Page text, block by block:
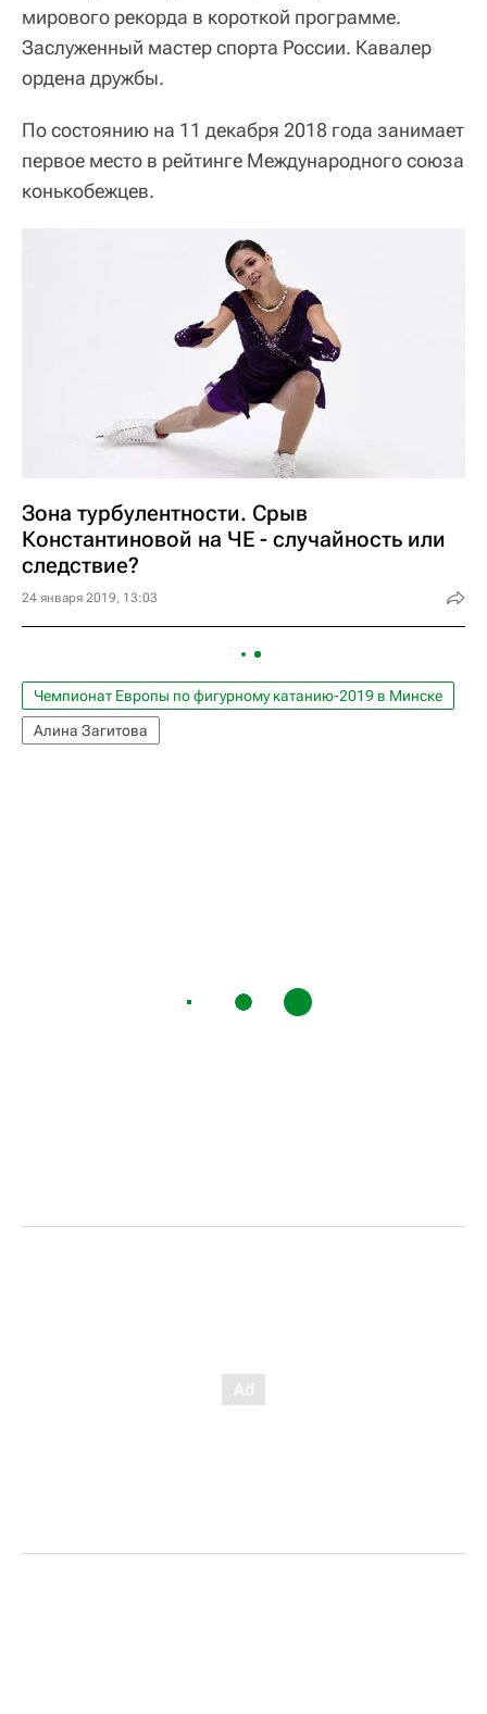
мирового рекорда в короткой программе.
Заслуженный мастер спорта России. Кавалер
ордена дружбы.
По состоянию на 11 декабря 2018 года занимает
первое место в рейтинге Международного союза
конькобежцев.
Зона турбулентности. Срыв
Константиновой на ЧЕ - случайность или
следствие?
24 января 2019, 13:03
Чемпионат Европы по фигурному катанию-2019 в Минске
Алина Загитова